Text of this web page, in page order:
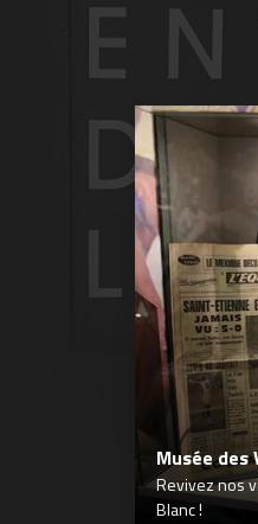
Musée des
Revivez nos
Blanc !